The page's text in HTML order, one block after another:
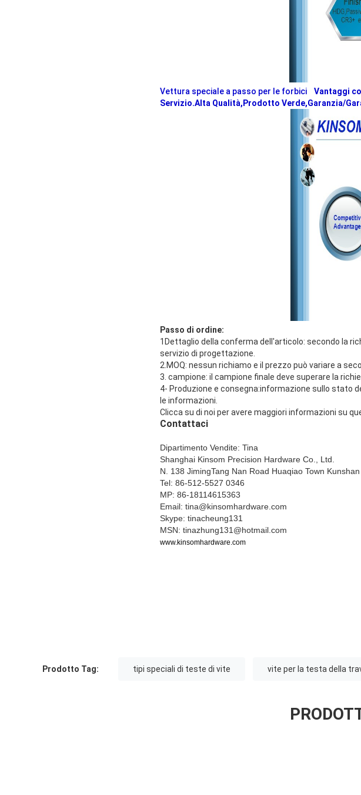
Vettura speciale a passo per le forbici
Vantaggi
Servizio.Alta Qualità,Prodotto Verde,Garanzia/
Passo di ordine:
1Dettaglio della conferma dell'articolo: secondo la
servizio di progettazione.
2.MOQ: nessun richiamo e il prezzo può variare a
3. campione: il campione finale deve superare la
4- Produzione e consegna:informazione sullo stato
le informazioni.
Clicca su di noi per avere maggiori informazioni su
Contattaci
Dipartimento Vendite: Tina
Shanghai Kinsom Precision Hardware Co., Ltd.
N. 138 JimingTang Nan Road Huaqiao Town Kunshan
Tel: 86-512-5527 0346
MP: 86-18114615363
Email: tina@kinsomhardware.com
Skype: tinacheung131
MSN: tinazhung131@hotmail.com
www.kinsomhardware.com
Prodotto Tag: tipi speciali di teste di vite vite per la testa della